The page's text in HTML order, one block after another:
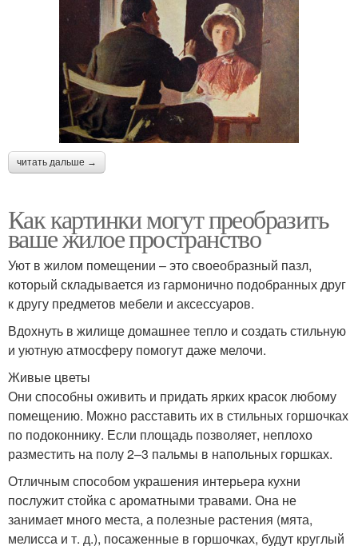
читать дальше →
Как картинки могут преобразить
ваше жилое пространство
Уют в жилом помещении – это своеобразный пазл,
который складывается из гармонично подобранных друг
к другу предметов мебели и аксессуаров.
Вдохнуть в жилище домашнее тепло и создать стильную
и уютную атмосферу помогут даже мелочи.
Живые цветы
Они способны оживить и придать ярких красок любому
помещению. Можно расставить их в стильных горшочках
по подоконнику. Если площадь позволяет, неплохо
разместить на полу 2–3 пальмы в напольных горшках.
Отличным способом украшения интерьера кухни
послужит стойка с ароматными травами. Она не
занимает много места, а полезные растения (мята,
мелисса и т. д.), посаженные в горшочках, будут круглый